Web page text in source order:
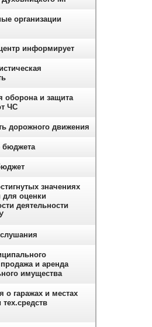
организации
информирует
оборона и защита
ЧС
дорожного движения
бюджета
значениях
для оценки
деятельности
и аренда
имущества
о гаражах и местах